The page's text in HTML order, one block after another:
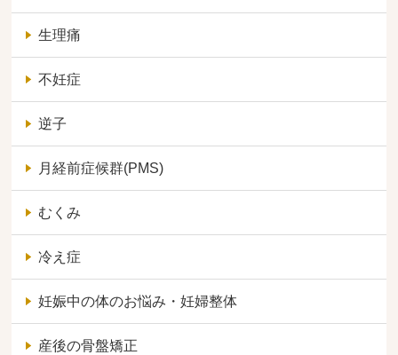
生理痛
不妊症
逆子
月経前症候群(PMS)
むくみ
冷え症
妊娠中の体のお悩み・妊婦整体
産後の骨盤矯正